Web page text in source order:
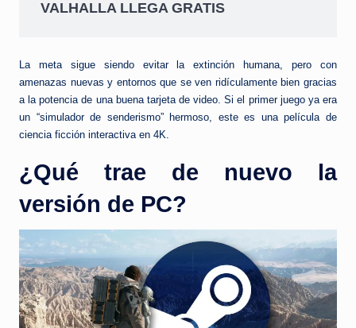
VALHALLA LLEGA GRATIS
La meta sigue siendo evitar la extinción humana, pero con
amenazas nuevas y entornos que se ven ridículamente bien gracias
a la potencia de una buena tarjeta de video. Si el primer juego ya era
un “simulador de senderismo” hermoso, este es una película de
ciencia ficción interactiva en 4K.
¿Qué trae de nuevo la
versión de PC?